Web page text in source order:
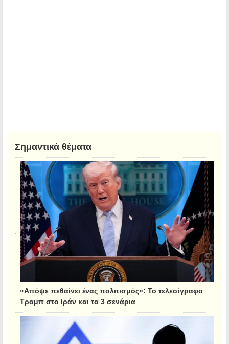
Σημαντικά θέματα
«Απόψε πεθαίνει ένας πολιτισμός»: Το τελεσίγραφο
Τραμπ στο Ιράν και τα 3 σενάρια